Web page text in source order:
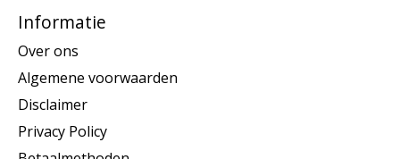
Informatie
Over ons
Algemene voorwaarden
Disclaimer
Privacy Policy